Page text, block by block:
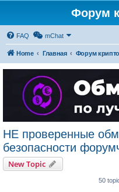
Форум
FAQ mChat
Home Главная Форум
НЕ проверенные
безопасности
New Topic
50